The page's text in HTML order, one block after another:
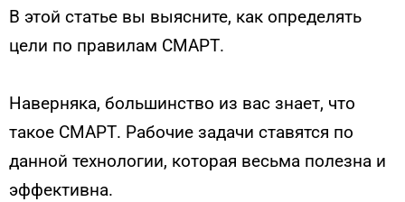
В этой статье вы выясните, как определять
цели по правилам СМАРТ.
Наверняка, большинство из вас знает, что
такое СМАРТ. Рабочие задачи ставятся по
данной технологии, которая весьма полезна и
эффективна.